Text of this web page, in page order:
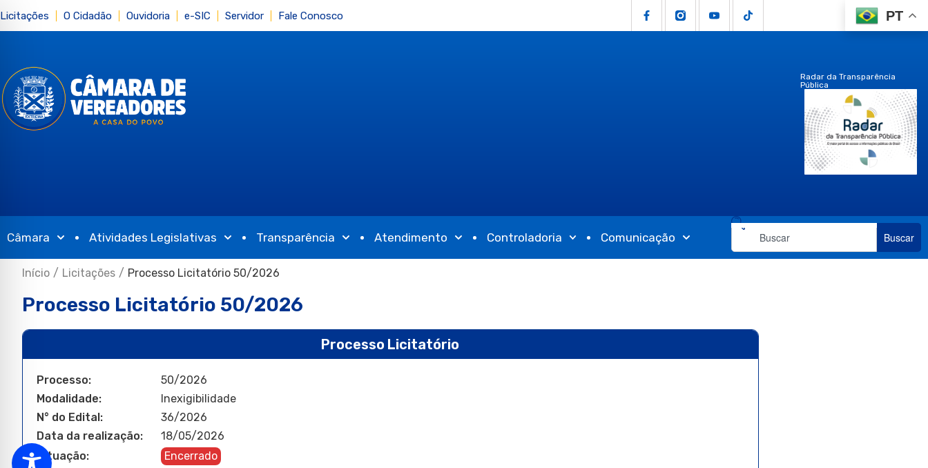
Licitações O Cidadão Ouvidoria e-SIC Servidor Fale Conosco PT
Radar da Transparência
Pública
Câmara Atividades Legislativas Transparência Atendimento Controladoria Comunicação Buscar
Início / Licitações / Processo Licitatório 50/2026
Processo Licitatório 50/2026
Processo Licitatório
Processo:
50/2026
Modalidade:
Inexigibilidade
N° do Edital:
36/2026
Data da realização:
18/05/2026
Situação:
Encerrado